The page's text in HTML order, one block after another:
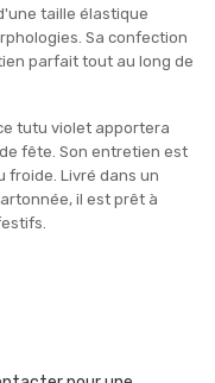
taille élastique
Sa confection
parfait tout au long de
tutu violet apportera
fête. Son entretien est
froide. Livré dans un
il est prêt à